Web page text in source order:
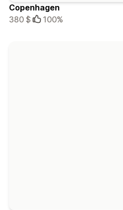
Copenhagen
380 $
100%